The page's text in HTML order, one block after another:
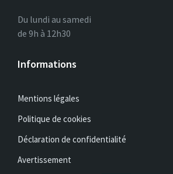
Du lundi au samedi
de 9h à 12h30
Informations
Mentions légales
Politique de cookies
Déclaration de confidentialité
Avertissement